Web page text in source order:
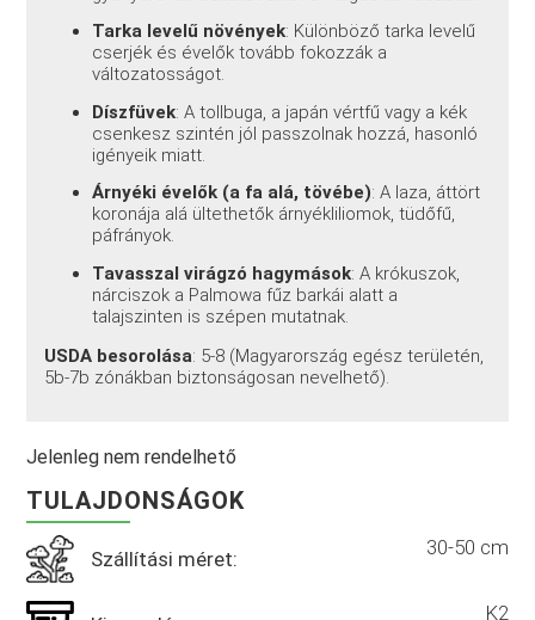
Tarka levelű növények: Különböző tarka levelű
cserjék és évelők tovább fokozzák a
változatosságot.
Díszfüvek: A tollbuga, a japán vértfű vagy a kék
csenkesz szintén jól passzolnak hozzá, hasonló
igényeik miatt.
Árnyéki évelők (a fa alá, tövébe): A laza, áttört
koronája alá ültethetők árnyékliliomok, tüdőfű,
páfrányok.
Tavasszal virágzó hagymások: A krókuszok,
nárciszok a Palmowa fűz barkái alatt a
talajszinten is szépen mutatnak.
USDA besorolása: 5-8 (Magyarország egész területén,
5b-7b zónákban biztonságosan nevelhető).
Jelenleg nem rendelhető
TULAJDONSÁGOK
Szállítási méret: 30-50 cm
K2